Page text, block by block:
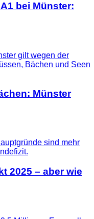
bei Münster:
Münster
2025 – aber wie